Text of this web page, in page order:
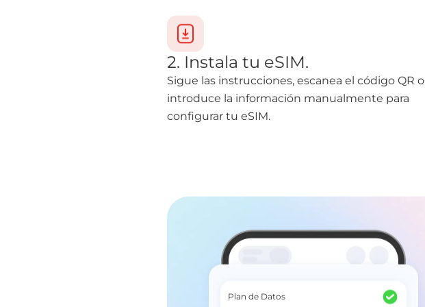
2. Instala tu eSIM.
Sigue las instrucciones, escanea el código QR o
introduce la información manualmente para
configurar tu eSIM.
Plan de Datos